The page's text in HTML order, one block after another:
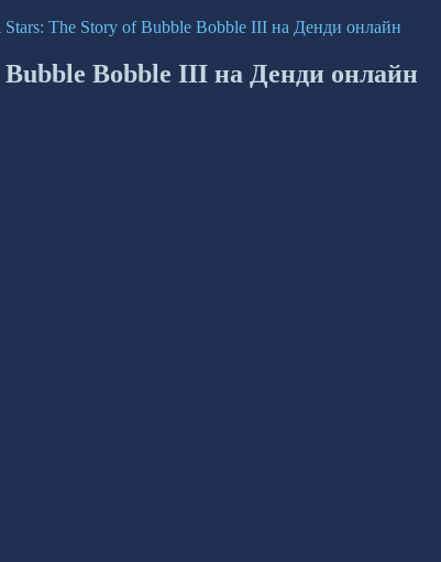
Stars: The Story of Bubble Bobble III на Денди онлайн
Bobble III на Денди онлайн